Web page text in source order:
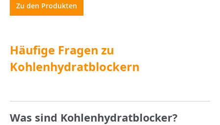
Zu den Produkten
Häufige Fragen zu
Kohlenhydratblockern
Was sind Kohlenhydratblocker?